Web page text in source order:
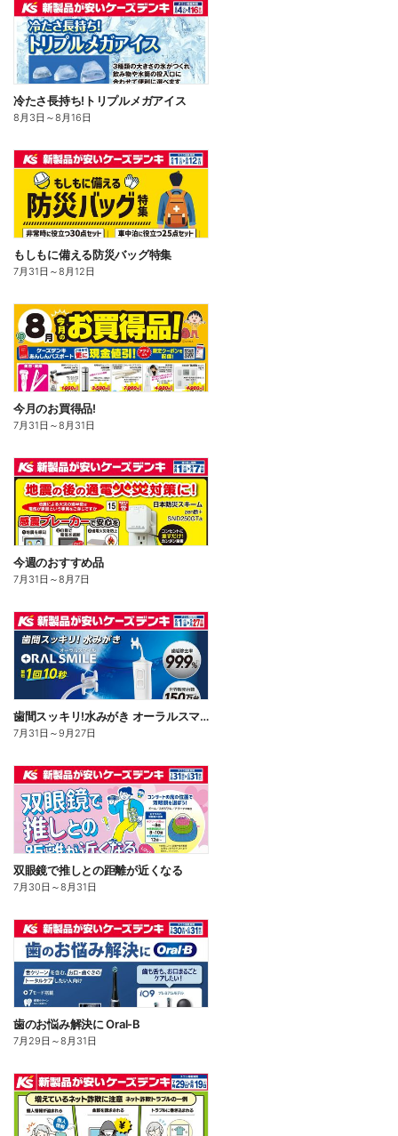
冷たさ長持ち!トリプルメガアイス
8月3日 ～8月16日
もしもに備える防災バッグ特集
7月31日 ～8月12日
今月のお買得品!
7月31日 ～8月31日
今週のおすすめ品
7月31日 ～8月7日
歯間スッキリ!水みがき オーラルスマイル
7月31日 ～9月27日
双眼鏡で推しとの距離が近くなる
7月30日 ～8月31日
歯のお悩み解決に Oral-B
7月29日 ～8月31日